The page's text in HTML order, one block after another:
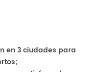
en 3 ciudades para